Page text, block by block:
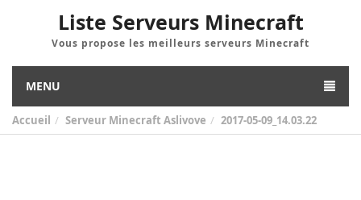
Liste Serveurs Minecraft
Vous propose les meilleurs serveurs Minecraft
MENU
Accueil Serveur Minecraft Aslivove 2017-05-09_14.03.22